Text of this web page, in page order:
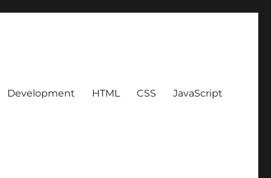
Development HTML CSS JavaScript